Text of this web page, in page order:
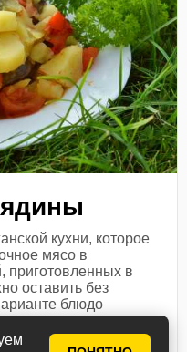
кухни, которое
мясо в
приготовленных в
оставить без
блюдо